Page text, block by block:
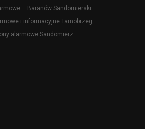
– Baranów Sandomierski
i informacyjne Tarnobrzeg
alarmowe Sandomierz